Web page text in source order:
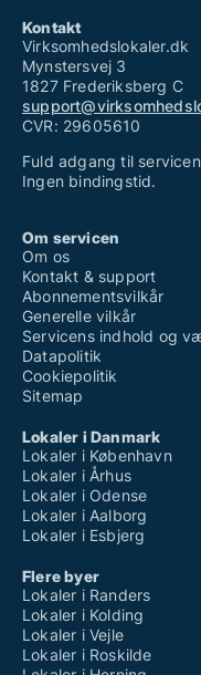
Kontakt
Virksomhedslokaler.dk
Mynstersvej 3
1827 Frederiksberg C
CVR: 29605610
Fuld adgang til
Ingen bindingstid.
Om servicen
Om os
Kontakt & support
Abonnementsvilkår
Generelle vilkår
Servicens indhold og
Datapolitik
Cookiepolitik
Sitemap
Lokaler i Danmark
Lokaler i København
Lokaler i Århus
Lokaler i Odense
Lokaler i Aalborg
Lokaler i Esbjerg
Flere byer
Lokaler i Randers
Lokaler i Kolding
Lokaler i Vejle
Lokaler i Roskilde